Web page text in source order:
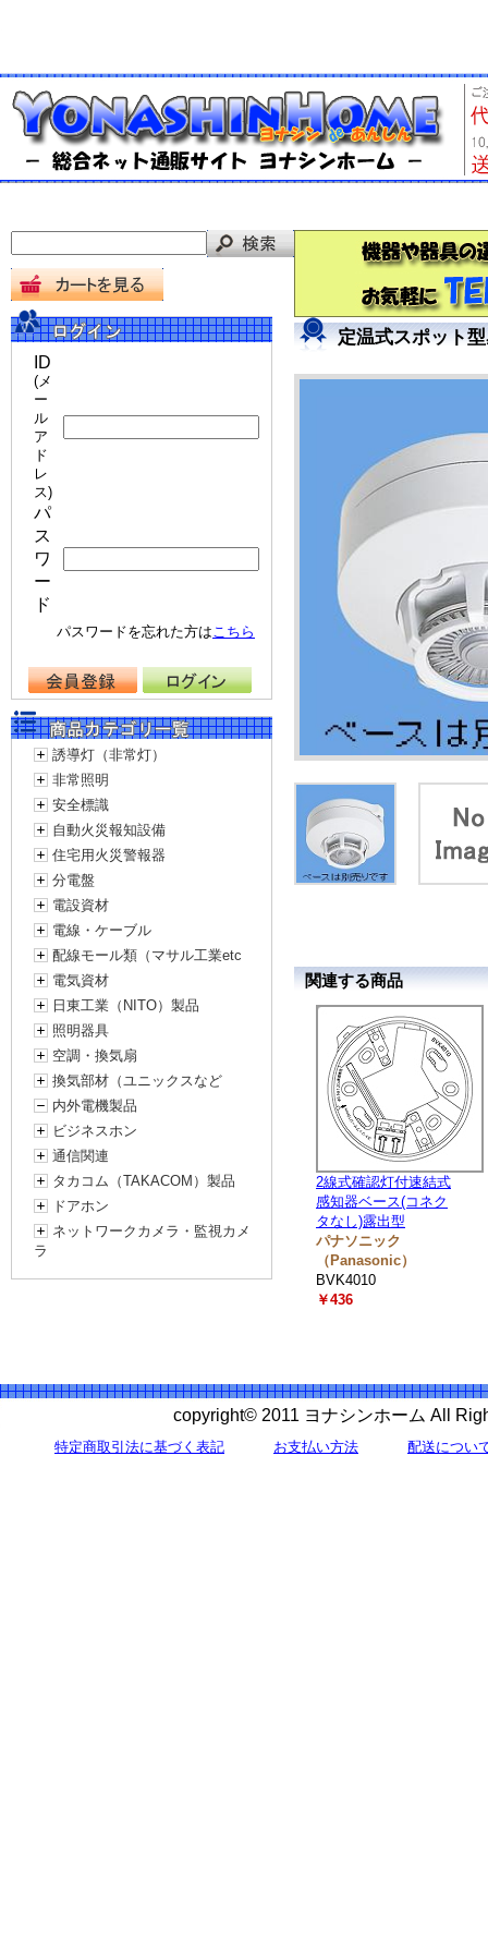
ID
(メ
ー
ル
ア
ド
レ
ス)
パ
ス
ワ
ー
ド
パスワードを忘れた方はこちら
誘導灯（非常灯）
非常照明
安全標識
自動火災報知設備
住宅用火災警報器
分電盤
電設資材
電線・ケーブル
配線モール類（マサル工業etc
電気資材
日東工業（NITO）製品
照明器具
空調・換気扇
換気部材（ユニックスなど
内外電機製品
ビジネスホン
通信関連
タカコム（TAKACOM）製品
ドアホン
ネットワークカメラ・監視カメ
ラ
定温式スポット
関連する商品
2線式確認灯付速結式
感知器ベース(コネク
タなし)露出型
パナソニック
（Panasonic）
BVK4010
￥436
copyright© 2011 ヨナシンホーム All
特定商取引法に基づく表記 お支払い方法 配送につい